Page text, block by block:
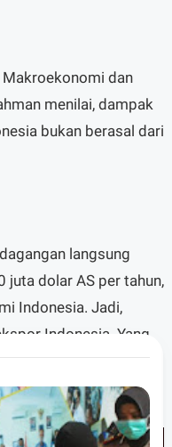
Makroekonomi dan
menilai, dampak
bukan berasal dari
langsung
juta dolar AS per tahun,
Indonesia. Jadi,
Indonesia. Yang
oil channel,” ujar